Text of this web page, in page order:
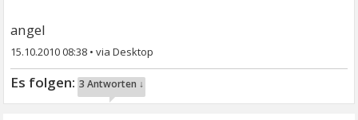
angel
15.10.2010 08:38 •
3 Antworten ↓